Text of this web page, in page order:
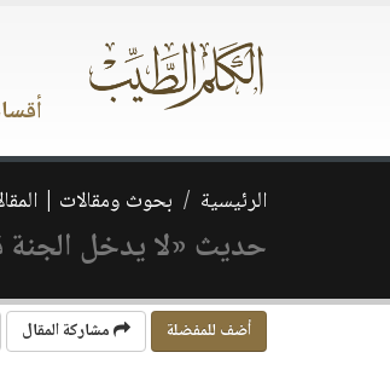
الرئيسية بحوث ومقالات |
حديث «لا يدخل الجنة
أضف للمفضلة مشاركة المقال